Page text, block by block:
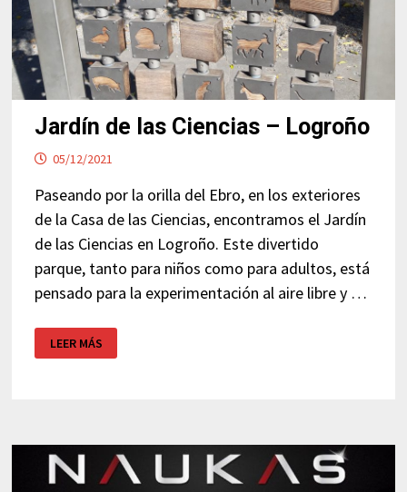
Jardín de las Ciencias – Logroño
05/12/2021
Paseando por la orilla del Ebro, en los exteriores
de la Casa de las Ciencias, encontramos el Jardín
de las Ciencias en Logroño. Este divertido
parque, tanto para niños como para adultos, está
pensado para la experimentación al aire libre y …
DE
LAS
LEER MÁS